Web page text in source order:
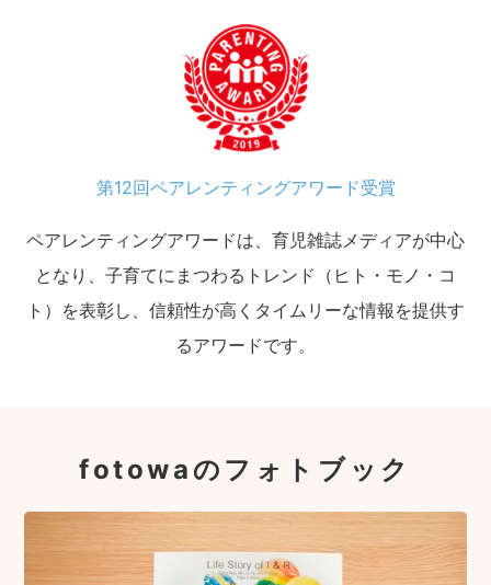
第12回ペアレンティングアワード受賞
ペアレンティングアワードは、育児雑誌メディアが中心
となり、子育てにまつわるトレンド（ヒト・モノ・コ
ト）を表彰し、信頼性が高くタイムリーな情報を提供す
るアワードです。
fotowaのフォトブック